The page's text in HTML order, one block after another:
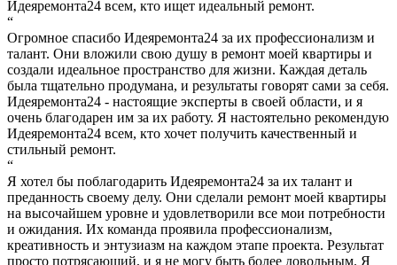
Идеяремонта24 всем, кто ищет идеальный ремонт.
“
Огромное спасибо Идеяремонта24 за их профессионализм и
талант. Они вложили свою душу в ремонт моей квартиры и
создали идеальное пространство для жизни. Каждая деталь
была тщательно продумана, и результаты говорят сами за себя.
Идеяремонта24 - настоящие эксперты в своей области, и я
очень благодарен им за их работу. Я настоятельно рекомендую
Идеяремонта24 всем, кто хочет получить качественный и
стильный ремонт.
“
Я хотел бы поблагодарить Идеяремонта24 за их талант и
преданность своему делу. Они сделали ремонт моей квартиры
на высочайшем уровне и удовлетворили все мои потребности
и ожидания. Их команда проявила профессионализм,
креативность и энтузиазм на каждом этапе проекта. Результат
просто потрясающий, и я не могу быть более довольным. Я